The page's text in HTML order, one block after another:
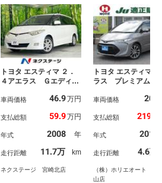
トヨタ エスティマ ２．
４アエラス Ｇエディシ
Ｄナビ バックカメラ
ＨＩＤヘッド 純正１７
エアコン ＣＤ ＤＶＤ
再生 フルセグ トラク
ションコントロール 盗
難防止装置
車両価格 46.9万円
支払総額 59.9万円
年式 2008 年
走行距離 11.7万 km
ネクステージ 宮崎北店
トヨタ エスティマ
ラス プレミアム
カメラ／両側電動／
ォグ／ハーフレザー
００Ｖ電源／純正１
Ｗ／ＭＴモード／Ｅ
／ドラレコ／スマー
ー／ＤＶＤ／ＳＤ録
車両価格 205
支払総額 219.4
年式 2016
走行距離 4.6万
（株）ホリエオート 古
山店